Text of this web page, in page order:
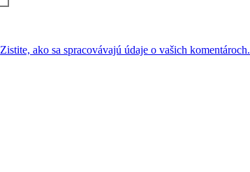
Zistite, ako sa spracovávajú údaje o vašich komentároch.